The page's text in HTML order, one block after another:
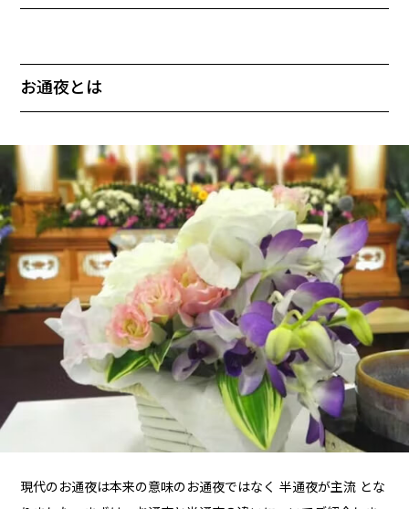
お通夜とは
現代のお通夜は本来の意味のお通夜ではなく 半通夜が主流 とな